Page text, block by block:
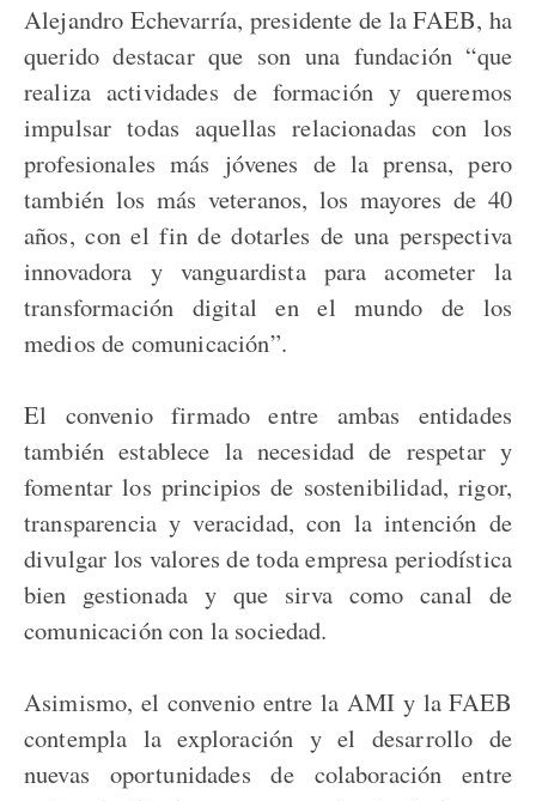
Alejandro Echevarría, presidente de la FAEB, ha
querido destacar que son una fundación “que
realiza actividades de formación y queremos
impulsar todas aquellas relacionadas con los
profesionales más jóvenes de la prensa, pero
también los más veteranos, los mayores de 40
años, con el fin de dotarles de una perspectiva
innovadora y vanguardista para acometer la
transformación digital en el mundo de los
medios de comunicación”.
El convenio firmado entre ambas entidades
también establece la necesidad de respetar y
fomentar los principios de sostenibilidad, rigor,
transparencia y veracidad, con la intención de
divulgar los valores de toda empresa periodística
bien gestionada y que sirva como canal de
comunicación con la sociedad.
Asimismo, el convenio entre la AMI y la FAEB
contempla la exploración y el desarrollo de
nuevas oportunidades de colaboración entre